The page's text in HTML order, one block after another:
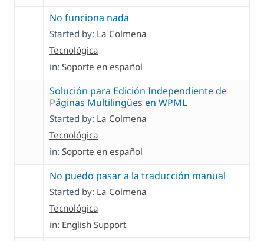
No funciona nada
Started by: La Colmena
Tecnológica
in: Soporte en español
Solución para Edición Independiente de
Páginas Multilingües en WPML
Started by: La Colmena
Tecnológica
in: Soporte en español
No puedo pasar a la traducción manual
Started by: La Colmena
Tecnológica
in: English Support